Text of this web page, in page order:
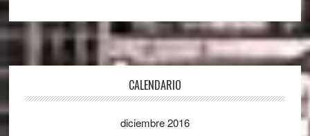
CALENDARIO
diciembre 2016